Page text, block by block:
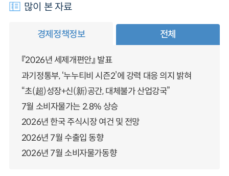
많이 본 자료
경제정책정보 전체
『2026년 세제개편안』 발표
과기정통부, ‘누누티비 시즌2’에 강력 대응 의지 밝혀
“초(超)성장+신(新)공간, 대체불가 산업강국”
7월 소비자물가는 2.8% 상승
2026년 한국 주식시장 여건 및 전망
2026년 7월 수출입 동향
2026년 7월 소비자물가동향